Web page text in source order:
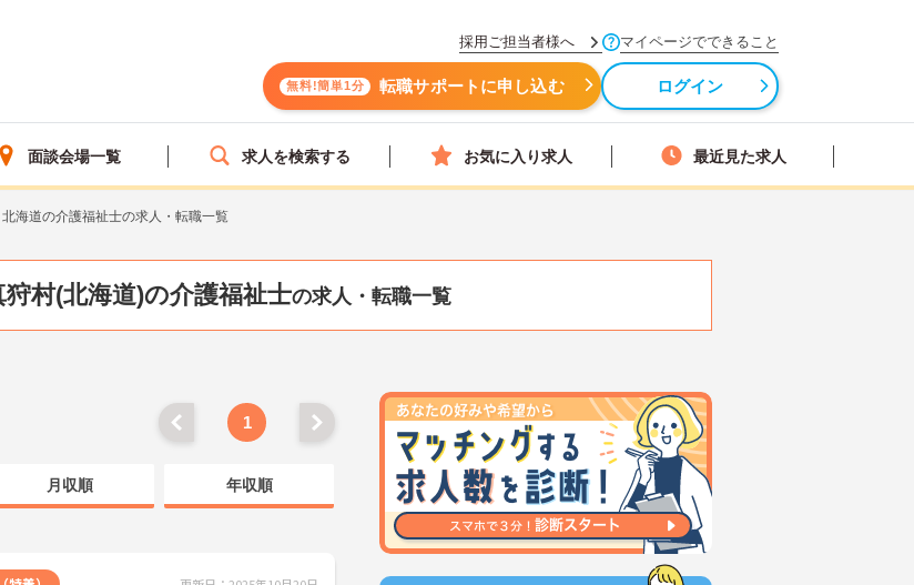
採用ご担当者様へ マイページでできること
無料!簡単1分 転職サポートに申し込む ログイン
面談会場一覧 求人を検索する お気に入り求人 最近見た求人
北海道の介護福祉士の求人・転職一覧
村(北海道)の介護福祉士の求人・転職一覧
1
月収順 年収順